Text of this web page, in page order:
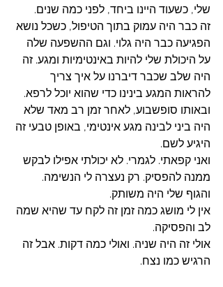
שלי, כשעוד היינו ביחד, לפני כמה שנים.
זה כבר היה עמוק בתוך הטיפול, כשכל נושא
הפגיעה כבר היה גלוי. וגם ההשפעה שלה
על היכולת שלי להיות באינטימיות ומגע. זה
היה שלב שכבר דיברנו על איך צריך
להראות המגע בינינו כדי שהוא יוכל לרפא.
ובאותו סופשבוע, לאחר זמן רב מאד שלא
היה ביני לבינה מגע אינטימי, באופן טבעי זה
היגיע לשם.
ואני קפאתי. לגמרי. לא יכולתי אפילו לבקש
ממנה להפסיק. רק נעצרה לי הנשימה.
והגוף שלי היה משותק.
אין לי מושג כמה זמן זה לקח עד שהיא שמה
לב והפסיקה.
אולי זה היה שניה. ואולי כמה דקות. אבל זה
הרגיש כמו נצח.